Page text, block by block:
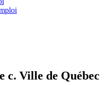
c. Ville de Québec